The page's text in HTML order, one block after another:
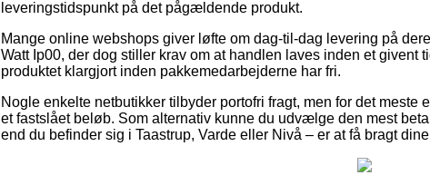
leveringstidspunkt på det pågældende produkt.
Mange online webshops giver løfte om dag-til-dag levering på
Watt Ip00, der dog stiller krav om at handlen laves inden et givent
produktet klargjort inden pakkemedarbejderne har fri.
Nogle enkelte netbutikker tilbyder portofri fragt, men for det meste
et fastslået beløb. Som alternativ kunne du udvælge den mest
end du befinder sig i Taastrup, Varde eller Nivå – er at få bragt